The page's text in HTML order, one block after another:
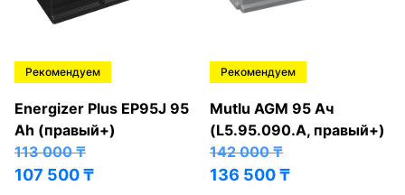
Рекомендуем
Energizer Plus EP95J 95
Ah (правый+)
113 000₸
107 500₸
Рекомендуем
Mutlu AGM 95 Ач
(L5.95.090.A, правый+)
142 000₸
136 500₸